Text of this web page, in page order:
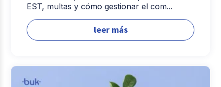
EST, multas y cómo gestionar el com...
leer más